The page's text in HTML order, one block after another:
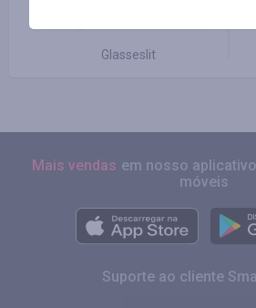
Glasseslit
Mais vendas em nosso
móveis
Suporte ao cliente